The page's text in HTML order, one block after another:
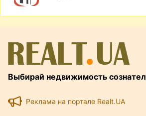
Выбирай недвижимость
Реклама на портале Realt.UA